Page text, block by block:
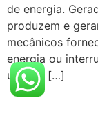
de energia.
produzem e
mecânicos
energia ou
usados […]